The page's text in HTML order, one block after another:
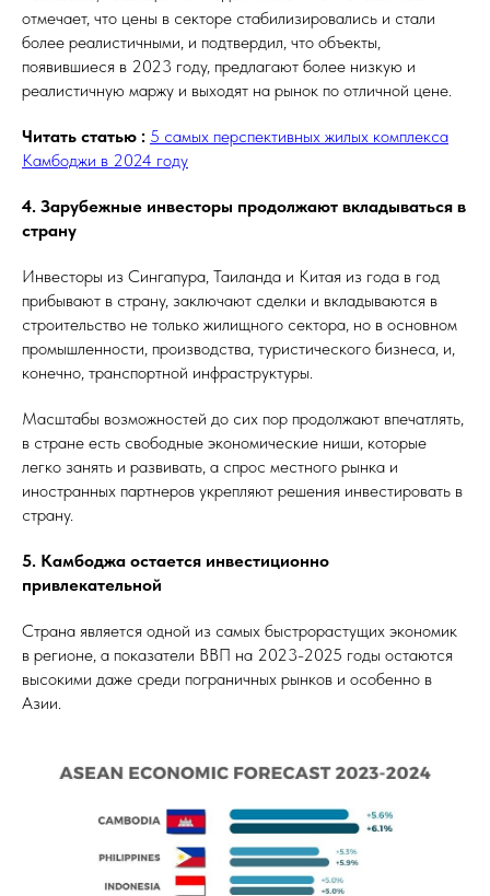
отмечает, что цены в секторе стабилизировались и стали
более реалистичными, и подтвердил, что объекты,
появившиеся в 2023 году, предлагают более низкую и
реалистичную маржу и выходят на рынок по отличной цене.
Читать статью : 5 самых перспективных жилых комплекса
Камбоджи в 2024 году
4. Зарубежные инвесторы продолжают вкладываться в
страну
Инвесторы из Сингапура, Таиланда и Китая из года в год
прибывают в страну, заключают сделки и вкладываются в
строительство не только жилищного сектора, но в основном
промышленности, производства, туристического бизнеса, и,
конечно, транспортной инфраструктуры.
Масштабы возможностей до сих пор продолжают впечатлять,
в стране есть свободные экономические ниши, которые
легко занять и развивать, а спрос местного рынка и
иностранных партнеров укрепляют решения инвестировать в
страну.
5. Камбоджа остается инвестиционно
привлекательной
Страна является одной из самых быстрорастущих экономик
в регионе, а показатели ВВП на 2023-2025 годы остаются
высокими даже среди пограничных рынков и особенно в
Азии.